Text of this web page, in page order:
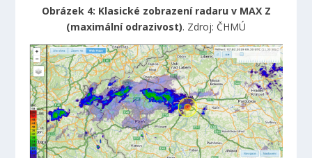
Obrázek 4: Klasické zobrazení radaru v MAX Z
(maximální odrazivost). Zdroj: ČHMÚ